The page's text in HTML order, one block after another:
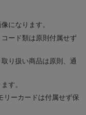
になります。
ード類は原則付属せず
り扱い商品は原則、通
す。
リーカードは付属せず保